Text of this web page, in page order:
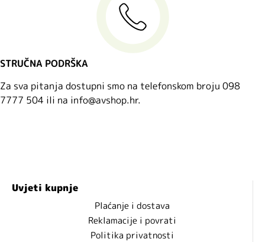
STRUČNA PODRŠKA
Za sva pitanja dostupni smo na telefonskom broju 098
7777 504 ili na info@avshop.hr.
Uvjeti kupnje
Plaćanje i dostava
Reklamacije i povrati
Politika privatnosti